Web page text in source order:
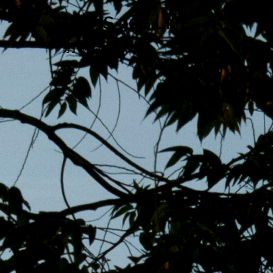
跳
至
主
內
MENS 30S LIFE
男子的日常生活